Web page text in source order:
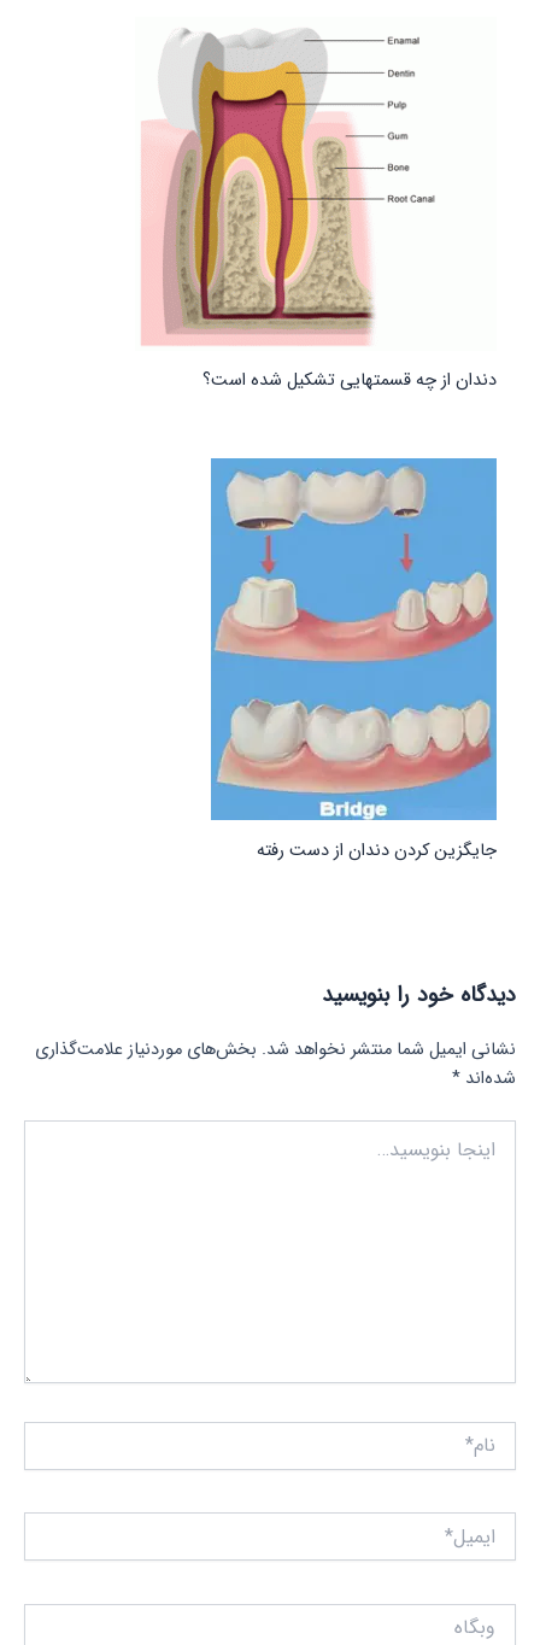
دندان از چه قسمتهایی تشکیل شده است؟
جایگزین کردن دندان از دست رفته
دیدگاه‌ خود را بنویسید
نشانی ایمیل شما منتشر نخواهد شد. بخش‌های موردنیاز علامت‌گذاری
شده‌اند *
بنویسید…
نام*
ایمیل*